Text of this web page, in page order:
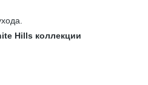
Hills коллекции